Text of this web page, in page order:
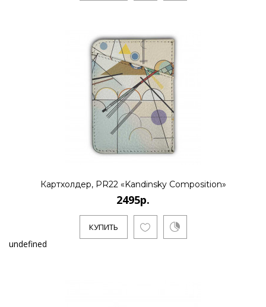
Картхолдер, PR22 «Kandinsky Composition»
2495р.
КУПИТЬ
undefined